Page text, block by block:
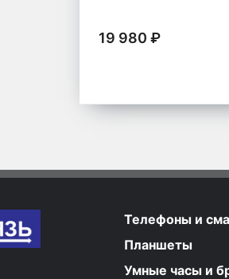
19 980 ₽
Телефоны и
Планшеты
Умные часы и